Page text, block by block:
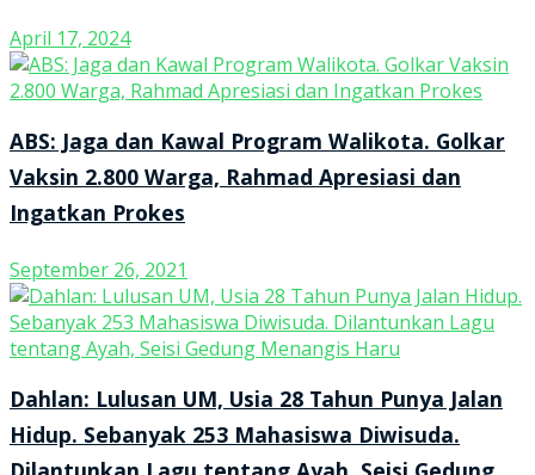
April 17, 2024
ABS: Jaga dan Kawal Program Walikota. Golkar
Vaksin 2.800 Warga, Rahmad Apresiasi dan
Ingatkan Prokes
September 26, 2021
Dahlan: Lulusan UM, Usia 28 Tahun Punya Jalan
Hidup. Sebanyak 253 Mahasiswa Diwisuda.